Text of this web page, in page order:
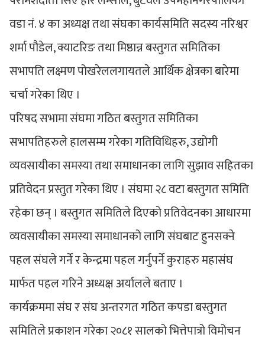
वडा नं. ४ का अध्यक्ष तथा संघका कार्यसमिति सदस्य नरिश्वर
शर्मा पौडेल, क्याटरिङ तथा मिष्ठान्न बस्तुगत समितिका
सभापति लक्ष्मण पोखरेललगायतले आर्थिक क्षेत्रका बारेमा
चर्चा गरेका थिए ।
परिषद सभामा संघमा गठित बस्तुगत समितिका
सभापतिहरुले हालसम्म गरेका गतिविधिहरु, उद्योगी
व्यवसायीका समस्या तथा समाधानका लागि सुझाव सहितका
प्रतिवेदन प्रस्तुत गरेका थिए । संघमा २८ वटा बस्तुगत समिति
रहेका छन् । बस्तुगत समितिले दिएको प्रतिवेदनका आधारमा
व्यवसायीका समस्या समाधानको लागि संघबाट हुनसक्ने
पहल संघले गर्ने र केन्द्रमा पहल गर्नुपर्ने कुराहरु महासंघ
मार्फत पहल गरिने अध्यक्ष अर्यालले बताए ।
कार्यक्रममा संघ र संघ अन्तरगत गठित कपडा बस्तुगत
समितिले प्रकाशन गरेका २०८१ सालको भित्तेपात्रो विमोचन